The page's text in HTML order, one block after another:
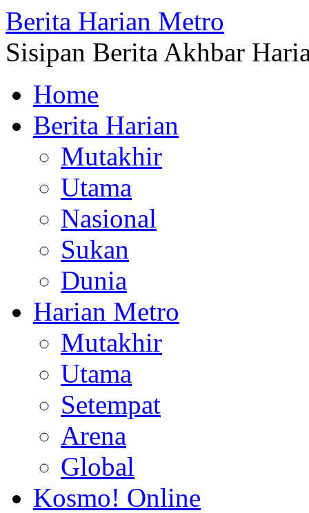
Berita Harian Metro
Sisipan Berita Akhbar
Home
Berita Harian
Mutakhir
Utama
Nasional
Sukan
Dunia
Harian Metro
Mutakhir
Utama
Setempat
Arena
Global
Kosmo! Online